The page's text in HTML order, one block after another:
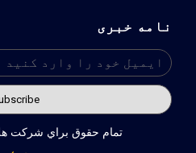
نامه خبری
تمام حقوق براي شركت